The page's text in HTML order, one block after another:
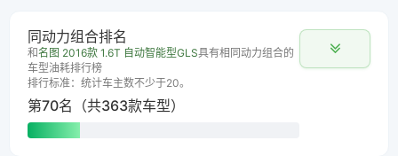
同动力组合排名
和名图 2016款 1.6T 自动智能型GLS具有相同动力组合的
车型油耗排行榜
排行标准：统计车主数不少于20。
第70名（共363款车型）